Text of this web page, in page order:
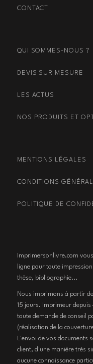
CONTACT
QUI SOMMES-NOUS ?
DEVIS SUR MESURE
LES ACTUS
NOS PRODUITS ET
MENTIONS LÉGALES
CONDITIONS
POLITIQUE DE
Imprimersonlivre.com
ligne pour toute
thèse, bibliographie...
Nous imprimons à partir
15 jours. Imprimeur
toute demande de conseil
(réalisation de la
L'envoi de vos documents
client, d'une manière très
aucune connaissance